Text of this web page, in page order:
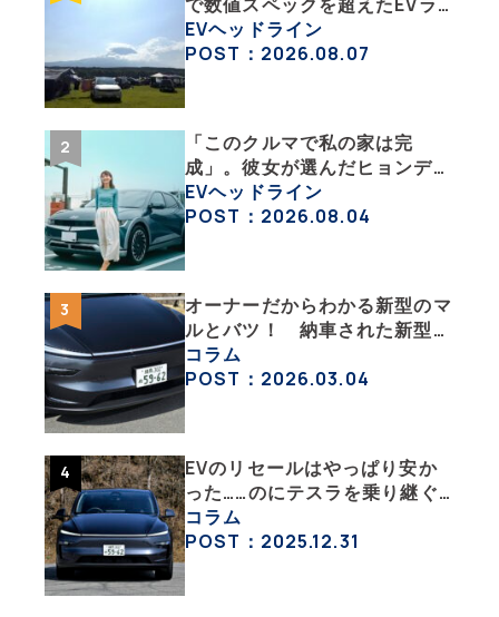
イフの豊かさを実感【 EV
SUMMER CAMP 2026 】
EVヘッドライン
POST：2026.08.07
「このクルマで私の家は完
成」。彼女が選んだヒョンデ
「IONIQ 5」の「エネルギーハ
ック」な生活【ななみんEVレ
EVヘッドライン
POST：2026.08.04
オーナーだからわかる新型のマ
ルとバツ！ 納車された新型を
旧型モデルＹと細部まで比べて
みた【テスラ沼にはまった大学
コラム
POST：2026.03.04
EVのリセールはやっぱり安か
った……のにテスラを乗り継ぐ
ってどういうこと？ 【テスラ
沼にはまった大学教授のEV生
コラム
POST：2025.12.31